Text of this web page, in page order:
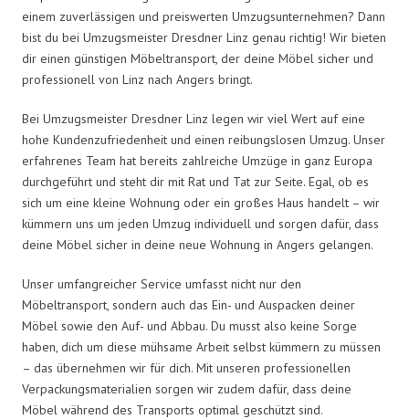
einem zuverlässigen und preiswerten Umzugsunternehmen? Dann
bist du bei Umzugsmeister Dresdner Linz genau richtig! Wir bieten
dir einen günstigen Möbeltransport, der deine Möbel sicher und
professionell von Linz nach Angers bringt.
Bei Umzugsmeister Dresdner Linz legen wir viel Wert auf eine
hohe Kundenzufriedenheit und einen reibungslosen Umzug. Unser
erfahrenes Team hat bereits zahlreiche Umzüge in ganz Europa
durchgeführt und steht dir mit Rat und Tat zur Seite. Egal, ob es
sich um eine kleine Wohnung oder ein großes Haus handelt – wir
kümmern uns um jeden Umzug individuell und sorgen dafür, dass
deine Möbel sicher in deine neue Wohnung in Angers gelangen.
Unser umfangreicher Service umfasst nicht nur den
Möbeltransport, sondern auch das Ein- und Auspacken deiner
Möbel sowie den Auf- und Abbau. Du musst also keine Sorge
haben, dich um diese mühsame Arbeit selbst kümmern zu müssen
– das übernehmen wir für dich. Mit unseren professionellen
Verpackungsmaterialien sorgen wir zudem dafür, dass deine
Möbel während des Transports optimal geschützt sind.